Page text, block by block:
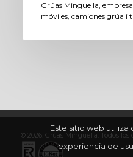
Grúas Minguella,
móviles, camiones grúa i
© 2026. Grúas Minguella. Todos los
Este sitio web utiliza
experiencia de